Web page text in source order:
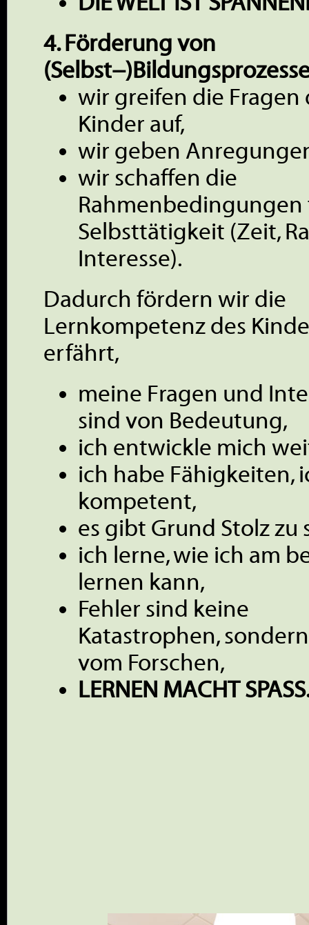
4. Förderung von
wir greifen die Fragen
Kinder auf,
wir geben
wir schaffen die
Rahmenbedingungen
Selbsttätigkeit (Zeit,
Interesse).
Dadurch fördern wir die
Lernkompetenz des
erfährt,
meine Fragen und
sind von Bedeutung,
ich entwickle mich
ich habe Fähigkeiten,
kompetent,
es gibt Grund Stolz zu
ich lerne, wie ich am
lernen kann,
Fehler sind keine
Katastrophen,
vom Forschen,
LERNEN MACHT